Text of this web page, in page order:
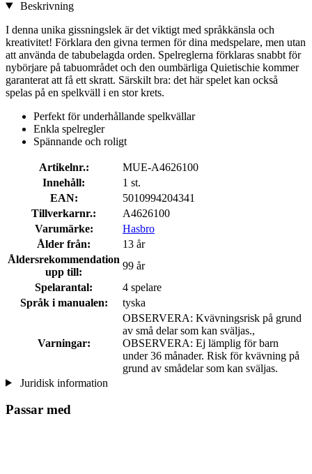
Beskrivning
I denna unika gissningslek är det viktigt med språkkänsla och
kreativitet! Förklara den givna termen för dina medspelare, men utan
att använda de tabubelagda orden. Spelreglerna förklaras snabbt för
nybörjare på tabuområdet och den oumbärliga Quietischie kommer
garanterat att få ett skratt. Särskilt bra: det här spelet kan också
spelas på en spelkväll i en stor krets.
Perfekt för underhållande spelkvällar
Enkla spelregler
Spännande och roligt
Artikelnr.:
MUE-A4626100
Innehåll:
1 st.
EAN:
5010994204341
Tillverkarnr.:
A4626100
Varumärke:
Hasbro
Ålder från:
13 år
Åldersrekommendation
upp till:
99 år
Spelarantal:
4 spelare
Språk i manualen:
tyska
Varningar:
OBSERVERA: Kvävningsrisk på grund
av små delar som kan sväljas.,
OBSERVERA: Ej lämplig för barn
under 36 månader. Risk för kvävning på
grund av smådelar som kan sväljas.
Juridisk information
Passar med